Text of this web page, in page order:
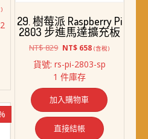
。
29. 樹莓派 Raspberry Pi
2803 步進馬達擴充板
NT$829 原
價
格：
NT$ 829。
NT$ 658目
價
NT$ 658。
(含稅)
貨號: rs-pi-2803-sp
1 件庫存
加入購物車
直接結帳